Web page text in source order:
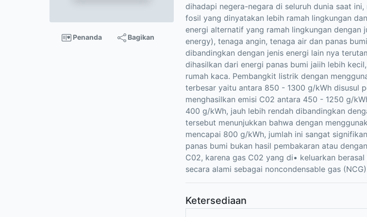
Penanda Bagikan
dihadapi negera-negara di seluruh dunia saat
fosil yang dinyatakan lebih ramah lingkungan
energi alternatif yang ramah lingkungan
energy), tenaga angin, tenaga air dan panas
dibandingkan dengan jenis energi lain nya
dihasilkan dari energi panas bumi jaiih lebih
rumah kaca. Pembangkit listrik dengan
terbesar yaitu antara 850 - 1300 g/kWh disusul
menghasilkan emisi C02 antara 450 - 1250 g/
400 g/kWh, jauh lebih rendah dibandingkan
tersebut menunjukkan bahwa dengan
mencapai 800 g/kWh, jumlah ini sangat
panas bumi bukan hasil pembakaran atau
C02, karena gas C02 yang di• keluarkan
secara alami sebagai noncondensable gas
Ketersediaan